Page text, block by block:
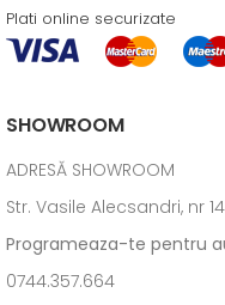
Plati online securizate
SHOWROOM
ADRESĂ SHOWROOM
Str. Vasile Alecsandri, nr 14
Programeaza-te pentru
0744.357.664